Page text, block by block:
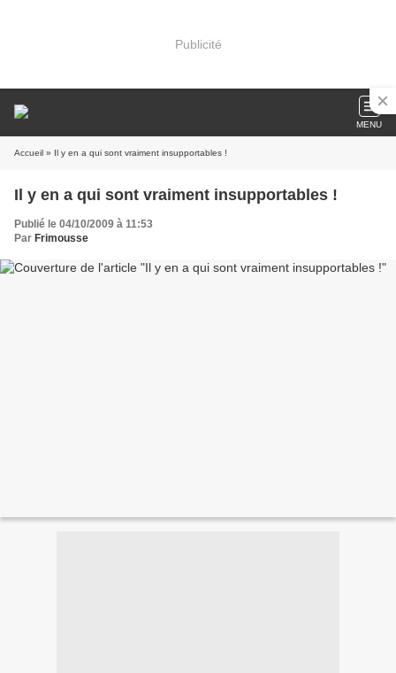
Publicité
MENU
Accueil » Il y en a qui sont vraiment insupportables !
Il y en a qui sont vraiment insupportables !
Publié le 04/10/2009 à 11:53
Par Frimousse